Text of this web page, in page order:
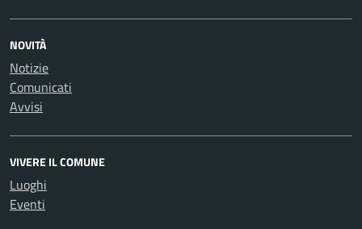
NOVITÀ
Notizie
Comunicati
Avvisi
VIVERE IL COMUNE
Luoghi
Eventi